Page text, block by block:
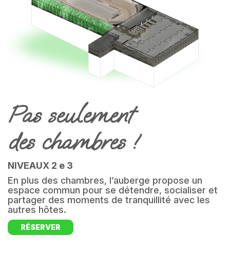
Pas seulement
des chambres !
NIVEAUX 2 e 3
En plus des chambres, l’auberge propose un
espace commun pour se détendre, socialiser et
partager des moments de tranquillité avec les
autres hôtes.
RÉSERVER